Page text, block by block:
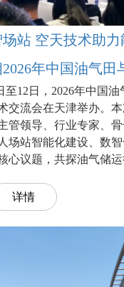
站 空天技术助
年中国油气田
12日，2026年中国油
交流会在天津举办。
管领导、行业专家、
场站智能化建设、数
心议题，共探油气储
详情